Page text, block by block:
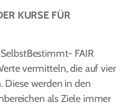
KURSE FÜR
FAIR
vermitteln, die auf vier
Diese werden in den
als Ziele immer